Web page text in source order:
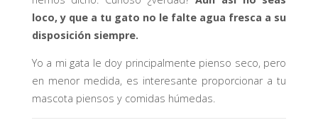
loco, y que a tu gato no le falte agua fresca a su
disposición siempre.
Yo a mi gata le doy principalmente pienso seco, pero
en menor medida, es interesante proporcionar a tu
mascota piensos y comidas húmedas.